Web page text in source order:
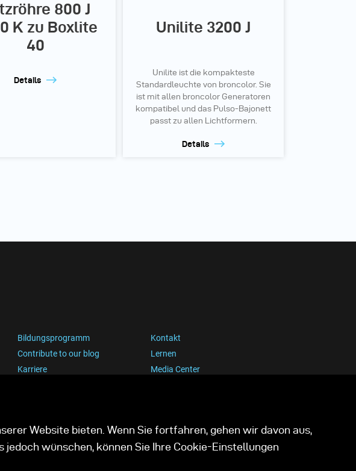
800 J
K zu Boxlite
40
Details
Unilite 3200 J
Unilite ist die kompakteste
Standardleuchte von broncolor. Sie
ist mit allen broncolor Generatoren
kompatibel und das Pulso-Bajonett
passt zu allen Lichtformern.
Details
Bildungsprogramm
Kontakt
Contribute to our blog
Lernen
Karriere Media Center
Website bieten. Wenn Sie fortfahren, gehen wir davon aus,
jedoch wünschen, können Sie Ihre Cookie-Einstellungen